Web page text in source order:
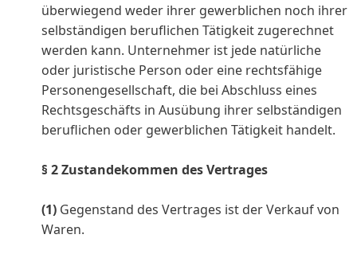
überwiegend weder ihrer gewerblichen noch ihrer
selbständigen beruflichen Tätigkeit zugerechnet
werden kann. Unternehmer ist jede natürliche
oder juristische Person oder eine rechtsfähige
Personengesellschaft, die bei Abschluss eines
Rechtsgeschäfts in Ausübung ihrer selbständigen
beruflichen oder gewerblichen Tätigkeit handelt.
§ 2 Zustandekommen des Vertrages
(1) Gegenstand des Vertrages ist der Verkauf von
Waren.